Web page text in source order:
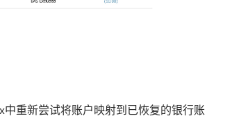
重新尝试将账户映射到已恢复的银行账